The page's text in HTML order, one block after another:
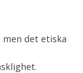
det etiska